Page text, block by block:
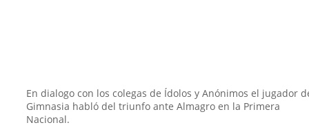
En dialogo con los colegas de Ídolos y Anónimos el jugador
Gimnasia habló del triunfo ante Almagro en la Primera
Nacional.